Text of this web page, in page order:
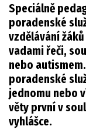
Speciálně
poradenské
vzdělávání
vadami řeči,
nebo
poradenské
jednomu nebo
věty první v
vyhlášce.